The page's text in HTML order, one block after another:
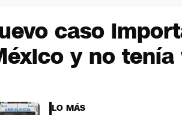
caso
y no tenía
LO MÁS